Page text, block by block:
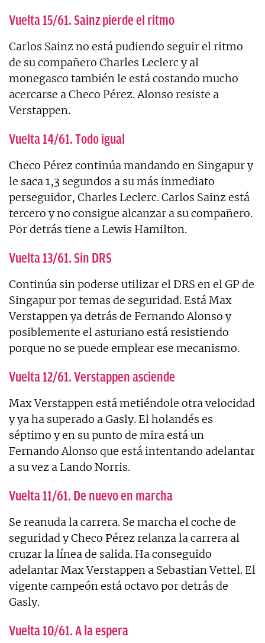
Vuelta 15/61. Sainz pierde el ritmo
Carlos Sainz no está pudiendo seguir el ritmo
de su compañero Charles Leclerc y al
monegasco también le está costando mucho
acercarse a Checo Pérez. Alonso resiste a
Verstappen.
Vuelta 14/61. Todo igual
Checo Pérez continúa mandando en Singapur y
le saca 1,3 segundos a su más inmediato
perseguidor, Charles Leclerc. Carlos Sainz está
tercero y no consigue alcanzar a su compañero.
Por detrás tiene a Lewis Hamilton.
Vuelta 13/61. Sin DRS
Continúa sin poderse utilizar el DRS en el GP de
Singapur por temas de seguridad. Está Max
Verstappen ya detrás de Fernando Alonso y
posiblemente el asturiano está resistiendo
porque no se puede emplear ese mecanismo.
Vuelta 12/61. Verstappen asciende
Max Verstappen está metiéndole otra velocidad
y ya ha superado a Gasly. El holandés es
séptimo y en su punto de mira está un
Fernando Alonso que está intentando adelantar
a su vez a Lando Norris.
Vuelta 11/61. De nuevo en marcha
Se reanuda la carrera. Se marcha el coche de
seguridad y Checo Pérez relanza la carrera al
cruzar la línea de salida. Ha conseguido
adelantar Max Verstappen a Sebastian Vettel. El
vigente campeón está octavo por detrás de
Gasly.
Vuelta 10/61. A la espera